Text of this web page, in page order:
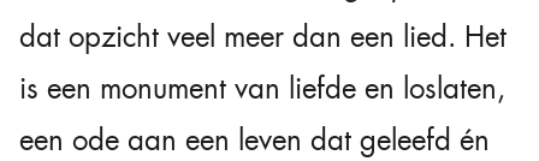
dat opzicht veel meer dan een lied. Het
is een monument van liefde en loslaten,
een ode aan een leven dat geleefd én